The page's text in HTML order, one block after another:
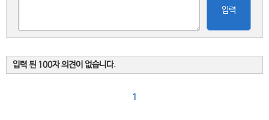
입력
입력 된 100자 의견이 없습니다.
1